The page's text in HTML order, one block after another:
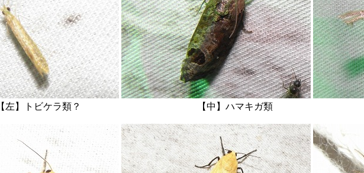
【左】トビケラ類？ 【中】ハマキガ類 【右】